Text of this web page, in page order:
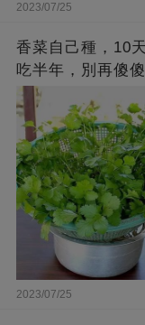
2023/07/25
香菜自己種，10
吃半年，別再傻
2023/07/25